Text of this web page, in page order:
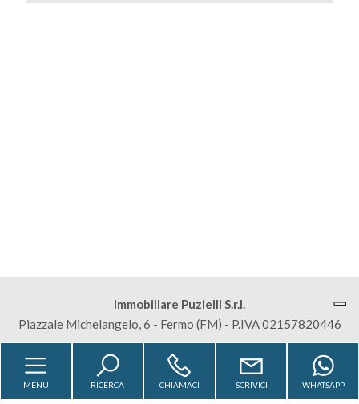
Immobiliare Puzielli S.r.l.
Piazzale Michelangelo, 6 - Fermo (FM) - P.IVA 02157820446
Sitemap Privacy Policy Cookie Policy
Totale
mq
MENU RICERCA CHIAMACI SCRIVICI WHATSAPP